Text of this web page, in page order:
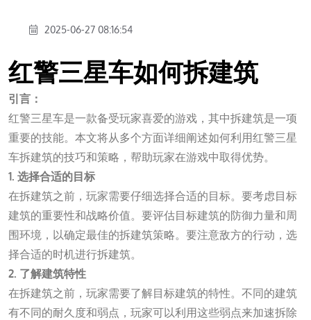
2025-06-27 08:16:54
红警三星车如何拆建筑
引言：
红警三星车是一款备受玩家喜爱的游戏，其中拆建筑是一项
重要的技能。本文将从多个方面详细阐述如何利用红警三星
车拆建筑的技巧和策略，帮助玩家在游戏中取得优势。
1. 选择合适的目标
在拆建筑之前，玩家需要仔细选择合适的目标。要考虑目标
建筑的重要性和战略价值。要评估目标建筑的防御力量和周
围环境，以确定最佳的拆建筑策略。要注意敌方的行动，选
择合适的时机进行拆建筑。
2. 了解建筑特性
在拆建筑之前，玩家需要了解目标建筑的特性。不同的建筑
有不同的耐久度和弱点，玩家可以利用这些弱点来加速拆除